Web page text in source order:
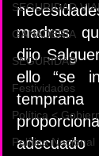
SEGURIDAD
GANADERIA
SEGURIDAD
Festividades
Política <
Política Nacional
madres
dijo
ello “se